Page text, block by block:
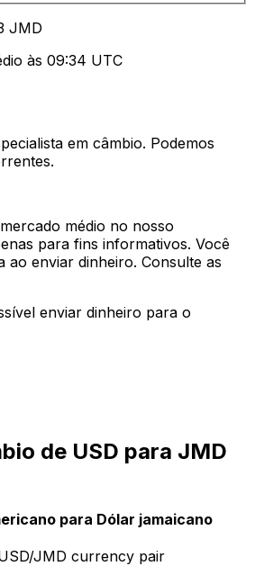
JMD
às 09:34 UTC
em câmbio. Podemos
médio no nosso
para fins informativos. Você
ao enviar dinheiro. Consulte as
enviar dinheiro para o
de USD para JMD
para Dólar jamaicano
JMD currency pair